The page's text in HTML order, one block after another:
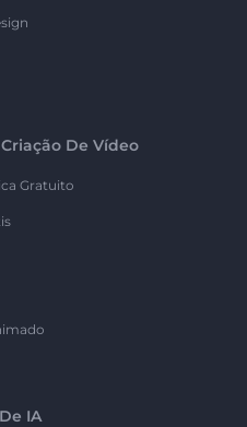
De Vídeo
Gratuito
IA